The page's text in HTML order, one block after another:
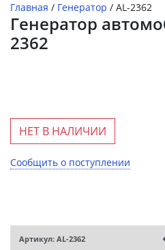
Главная / Генератор / AL-2362
Генератор
2362
НЕТ В НАЛИЧИИ
Сообщить о поступлении
Артикул: AL-2362